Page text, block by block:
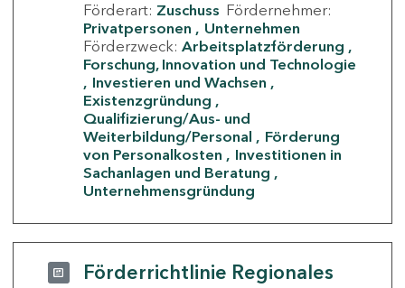
Förderart: Zuschuss Fördernehmer:
Privatpersonen
Unternehmen
Förderzweck: Arbeitsplatzförderung
Forschung, Innovation und Technologie
Investieren und Wachsen
Existenzgründung
Qualifizierung/Aus- und
Weiterbildung/Personal
Förderung
von Personalkosten
Investitionen in
Sachanlagen und Beratung
Unternehmensgründung
Förderrichtlinie Regionales